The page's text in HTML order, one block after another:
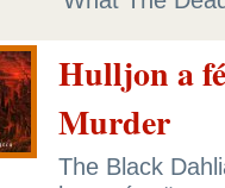
Hulljon a
Murder
The Black